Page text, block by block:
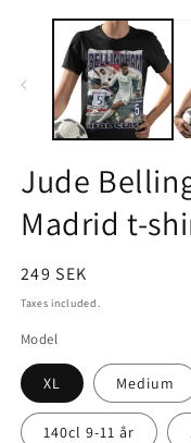
Jude
Madrid t-
Regular
price
249 SEK
Taxes included.
Model
XL Medium
140cl 9-11 år